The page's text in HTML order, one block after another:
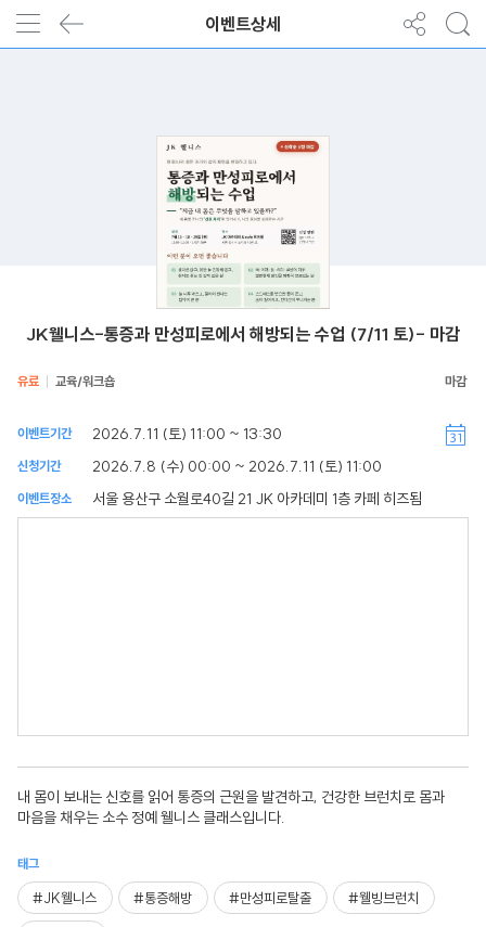
이벤트상세
JK웰니스-통증과 만성피로에서 해방되는 수업 (7/11 토)- 마감
유료 교육/워크숍
이벤트기간 2026.7.11 (토) 11:00 ~ 13:30
신청기간 2026.7.8 (수) 00:00 ~ 2026.7.11 (토) 11:00
이벤트장소 서울 용산구 소월로40길 21 JK 아카데미 1층 카페 히즈됨
내 몸이 보내는 신호를 읽어 통증의 근원을 발견하고, 건강한 브런치로 몸과
마음을 채우는 소수 정예 웰니스 클래스입니다.
태그
#JK웰니스 #통증해방 #만성피로탈출 #웰빙브런치